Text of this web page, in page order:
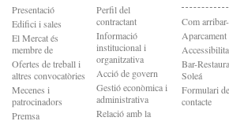
Presentació
Edifici i sales
El Mercat és
membre de
Ofertes de treball i
altres convocatòries
Mecenes i
patrocinadors
Premsa
Perfil del
contractant
Informació
institucional i
organitzativa
Acció de govern
Gestió econòmica i
administrativa
Relació amb la
Com
Aparcament
Bar-
Soleá
Formulari de
contacte